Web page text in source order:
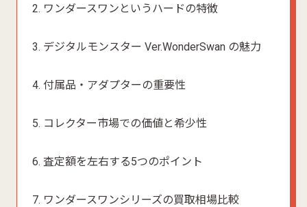
2. ワンダースワンというハードの特徴
3. デジタルモンスター Ver.WonderSwan の魅力
4. 付属品・アダプターの重要性
5. コレクター市場での価値と希少性
6. 査定額を左右する5つのポイント
7. ワンダースワンシリーズの買取相場比較